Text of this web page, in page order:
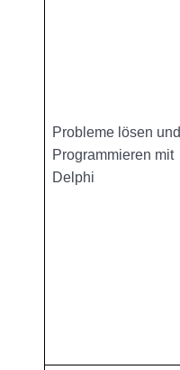
Probleme lösen und
Programmieren mit
Delphi